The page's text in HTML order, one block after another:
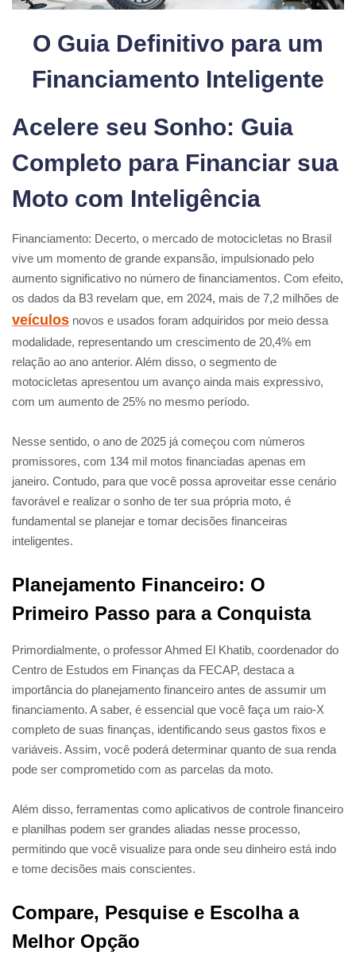
O Guia Definitivo para um
Financiamento Inteligente
Acelere seu Sonho: Guia
Completo para Financiar sua
Moto com Inteligência
Financiamento: Decerto, o mercado de motocicletas no Brasil
vive um momento de grande expansão, impulsionado pelo
aumento significativo no número de financiamentos. Com efeito,
os dados da B3 revelam que, em 2024, mais de 7,2 milhões de
veículos novos e usados foram adquiridos por meio dessa
modalidade, representando um crescimento de 20,4% em
relação ao ano anterior. Além disso, o segmento de
motocicletas apresentou um avanço ainda mais expressivo,
com um aumento de 25% no mesmo período.
Nesse sentido, o ano de 2025 já começou com números
promissores, com 134 mil motos financiadas apenas em
janeiro. Contudo, para que você possa aproveitar esse cenário
favorável e realizar o sonho de ter sua própria moto, é
fundamental se planejar e tomar decisões financeiras
inteligentes.
Planejamento Financeiro: O
Primeiro Passo para a Conquista
Primordialmente, o professor Ahmed El Khatib, coordenador do
Centro de Estudos em Finanças da FECAP, destaca a
importância do planejamento financeiro antes de assumir um
financiamento. A saber, é essencial que você faça um raio-X
completo de suas finanças, identificando seus gastos fixos e
variáveis. Assim, você poderá determinar quanto de sua renda
pode ser comprometido com as parcelas da moto.
Além disso, ferramentas como aplicativos de controle financeiro
e planilhas podem ser grandes aliadas nesse processo,
permitindo que você visualize para onde seu dinheiro está indo
e tome decisões mais conscientes.
Compare, Pesquise e Escolha a
Melhor Opção